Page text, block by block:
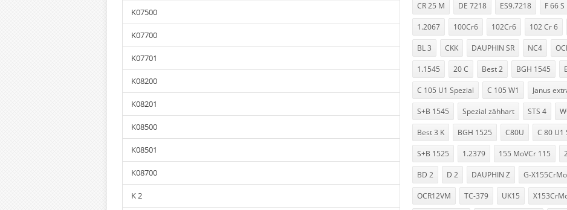
K07500
K07700
K07701
K08200
K08201
K08500
K08501
K08700
K 2
CR 25 M DE 7218 ES9.7218 F 66 S
1.2067 100Cr6 102Cr6 102 Cr 6
BL 3 CKK DAUPHIN SR NC4
1.1545 20 C Best 2 BGH 1545
C 105 U1 Spezial C 105 W1 Janus
S+B 1545 Spezial zähhart STS 4
Best 3 K BGH 1525 C80U C 80 U1
S+B 1525 1.2379 155 MoVCr 115
BD 2 D 2 DAUPHIN Z G-
OCR12VM TC-379 UK15